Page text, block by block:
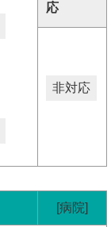
応
非対応
[病院]